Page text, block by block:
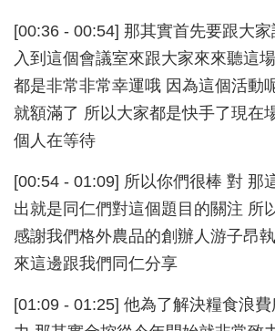
[00:36 - 00:54] 那其實首先要跟大
入到這個會議室來跟大家來來聽這
都是非常非常幸運哦 因為這個活動
就額滿了 所以大家都是快手了現在
個人在等待
[00:54 - 01:09] 所以你們很棒 對 那
出就是同仁們對這個題目的關注 所
感謝我們格外農品的創辦人游子昂
來這邊跟我們同仁分享
[01:09 - 01:25] 他為了解決糧食浪